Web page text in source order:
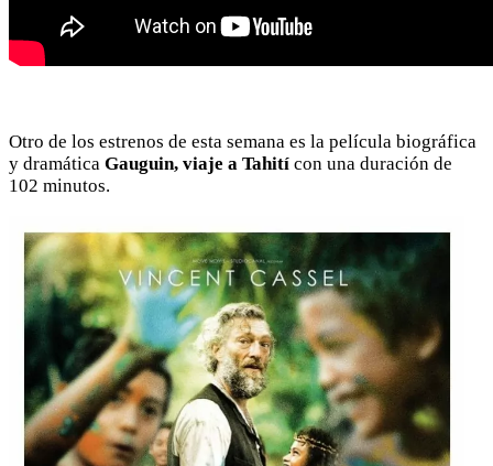
Otro de los estrenos de esta semana es la película biográfica
y dramática Gauguin, viaje a Tahití con una duración de
102 minutos.